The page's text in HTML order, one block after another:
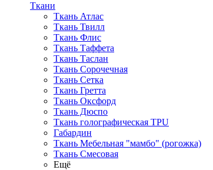
Ткани
Ткань Атлас
Ткань Твилл
Ткань Флис
Ткань Таффета
Ткань Таслан
Ткань Сорочечная
Ткань Сетка
Ткань Гретта
Ткань Оксфорд
Ткань Дюспо
Ткань голографическая TPU
Габардин
Ткань Мебельная "мамбо" (рогожка)
Ткань Смесовая
Ещё